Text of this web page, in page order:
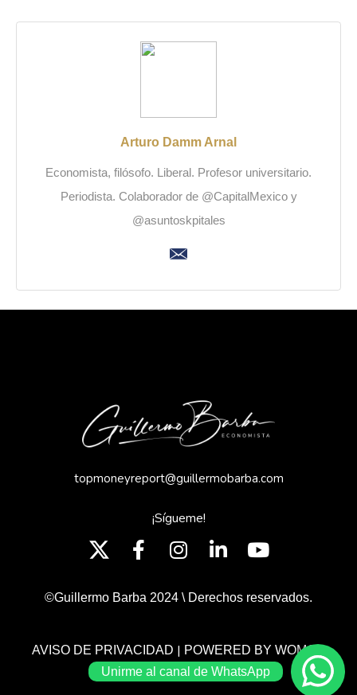
Arturo Damm Arnal
Economista, filósofo. Liberal. Profesor universitario.
Periodista. Colaborador de @CapitalMexico y
@asuntoskpitales
topmoneyreport@guillermobarba.com
¡Sígueme!
©Guillermo Barba 2024 \ Derechos reservados.
AVISO DE PRIVACIDAD | POWERED BY WOMGP
Unirme al canal de WhatsApp